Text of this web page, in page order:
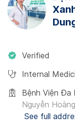
Verified
Internal
Bệnh Viện Đa
Nguyễn
See full